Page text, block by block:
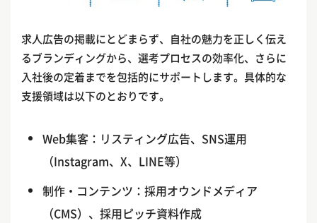
求人広告の掲載にとどまらず、自社の魅力を正しく伝え
るブランディングから、選考プロセスの効率化、さらに
入社後の定着までを包括的にサポートします。具体的な
支援領域は以下のとおりです。
Web集客：リスティング広告、SNS運用
（Instagram、X、LINE等）
制作・コンテンツ：採用オウンドメディア
（CMS）、採用ピッチ資料作成